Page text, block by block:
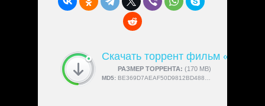
Скачать торрент фильм «No
РАЗМЕР ТОРРЕНТА: (170 MB)
СКАЧАЛИ:4189
MD5: BE369D7AEAF50D9812BD4889E3F57401